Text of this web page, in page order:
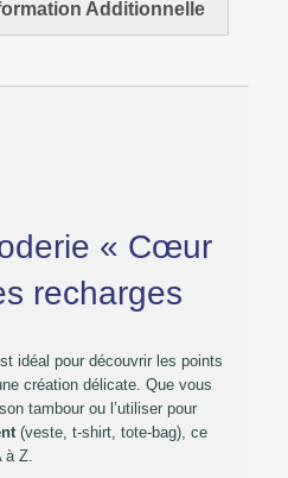
Additionnelle
« Cœur
recharges
idéal pour découvrir les points
création délicate. Que vous
tambour ou l’utiliser pour
(veste, t-shirt, tote-bag), ce
à Z.